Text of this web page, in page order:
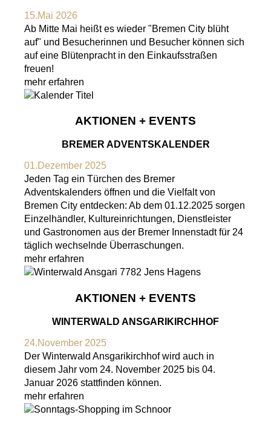
15.Mai 2026
Ab Mitte Mai heißt es wieder "Bremen City blüht
auf" und Besucherinnen und Besucher können sich
auf eine Blütenpracht in den Einkaufsstraßen
freuen!
mehr erfahren
AKTIONEN + EVENTS
BREMER ADVENTSKALENDER
01.Dezember 2025
Jeden Tag ein Türchen des Bremer
Adventskalenders öffnen und die Vielfalt von
Bremen City entdecken: Ab dem 01.12.2025 sorgen
Einzelhändler, Kultureinrichtungen, Dienstleister
und Gastronomen aus der Bremer Innenstadt für 24
täglich wechselnde Überraschungen.
mehr erfahren
AKTIONEN + EVENTS
WINTERWALD ANSGARIKIRCHHOF
24.November 2025
Der Winterwald Ansgarikirchhof wird auch in
diesem Jahr vom 24. November 2025 bis 04.
Januar 2026 stattfinden können.
mehr erfahren